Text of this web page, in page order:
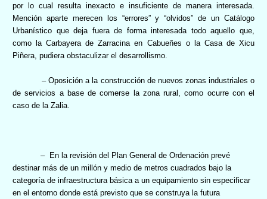
por lo cual resulta inexacto e insuficiente de manera interesada.
Mención aparte merecen los “errores” y “olvidos” de un Catálogo
Urbanístico que deja fuera de forma interesada todo aquello que,
como la Carbayera de Zarracina en Cabueñes o la Casa de Xicu
Piñera, pudiera obstaculizar el desarrollismo.
– Oposición a la construcción de nuevos zonas industriales o
de servicios a base de comerse la zona rural, como ocurre con el
caso de la Zalia.
– En la revisión del Plan General de Ordenación prevé
destinar más de un millón y medio de metros cuadrados bajo la
categoría de infraestructura básica a un equipamiento sin especificar
en el entorno donde está previsto que se construya la futura